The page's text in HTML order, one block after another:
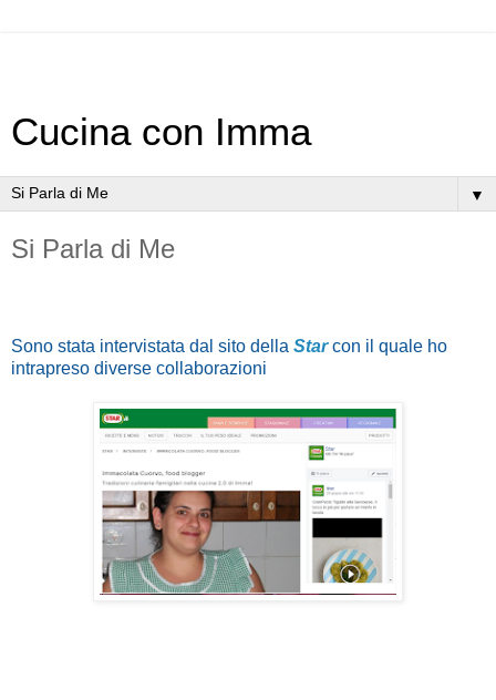
Cucina con Imma
▼
Si Parla di Me
Sono stata intervistata dal sito della Starcon il quale ho
intrapreso diverse collaborazioni